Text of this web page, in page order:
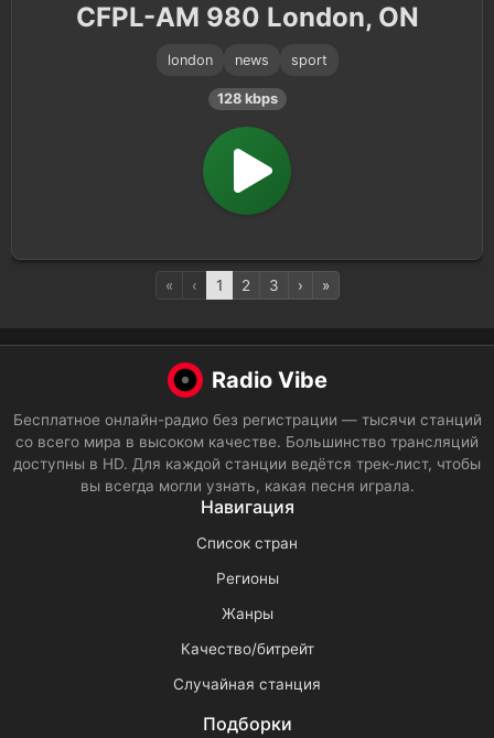
CFPL-AM 980 London, ON
london news sport
128 kbps
« ‹ 1 2 3 › »
Radio Vibe
Бесплатное онлайн-радио без регистрации — тысячи станций
со всего мира в высоком качестве. Большинство трансляций
доступны в HD. Для каждой станции ведётся трек-лист, чтобы
вы всегда могли узнать, какая песня играла.
Навигация
Список стран
Регионы
Жанры
Качество/битрейт
Случайная станция
Подборки